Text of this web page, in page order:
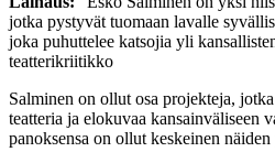
jotka pystyvät tuomaan lavalle
joka puhuttelee katsojia yli
teatterikriitikko
Salminen on ollut osa projekteja,
teatteria ja elokuvaa kansainväliseen
panoksensa on ollut keskeinen